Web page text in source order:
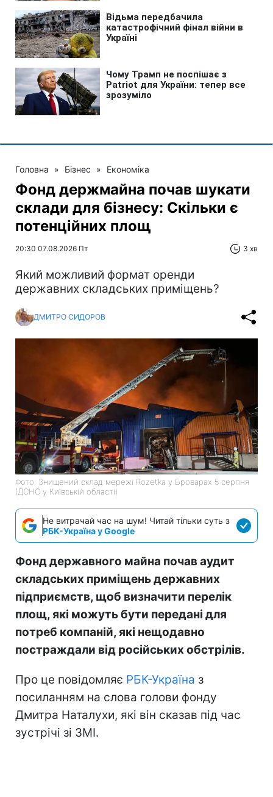
Головна » Бізнес » Економіка
Фонд держмайна почав шукати
склади для бізнесу: Скільки є
потенційних площ
20:30 07.08.2026 Пт 3 хв
Який можливий формат оренди
державних складських приміщень?
ДМИТРО СИДОРОВ
Фото: Знищений склад мережі Rozetka у Броварах 5 серпня
(ДСНС у Київській області)
Не витрачай час на шум! Читай тільки суть з
РБК-Україна у Google
Фонд державного майна почав аудит
складських приміщень державних
підприємств, щоб визначити перелік
площ, які можуть бути передані для
потреб компаній, які нещодавно
постраждали від російських обстрілів.
Про це повідомляє РБК-Україна з
посиланням на слова голови фонду
Дмитра Наталухи, які він сказав під час
зустрічі зі ЗМІ.